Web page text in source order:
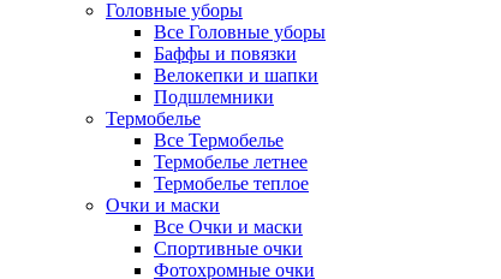
Головные уборы
Все Головные уборы
Баффы и повязки
Велокепки и шапки
Подшлемники
Термобелье
Все Термобелье
Термобелье летнее
Термобелье теплое
Очки и маски
Все Очки и маски
Спортивные очки
Фотохромные очки